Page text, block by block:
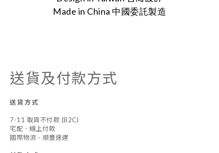
Made in China 中國委託製造
送貨及付款方式
送貨方式
7-11 取貨不付款 (B2C)
宅配 - 線上付款
國際物流 - 順豐速運